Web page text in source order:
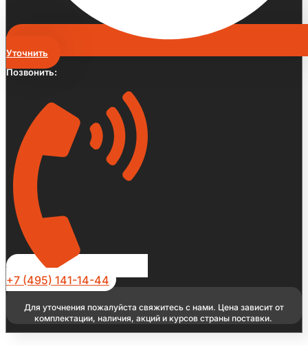
Уточнить
Позвонить:
+7 (495) 141-14-44
Для уточнения пожалуйста свяжитесь с нами. Цена зависит от
комплектации, наличия, акций и курсов страны поставки.